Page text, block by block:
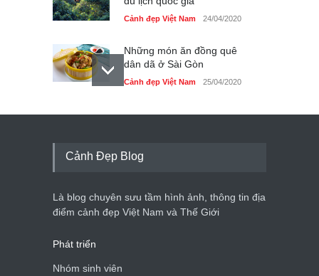
Cảnh đẹp Việt Nam 24/04/2020
Những món ăn đồng quê
dân dã ở Sài Gòn
Cảnh đẹp Việt Nam 25/04/2020
Nhiều hoạt động tôn vinh
phí vé vào cửa festival Ẩm
thực Italy
Cảnh Đẹp Blog
Là blog chuyên sưu tầm hình ảnh, thông tin địa
điểm cảnh đẹp Việt Nam và Thế Giới
Phát triển
Nhóm sinh viên